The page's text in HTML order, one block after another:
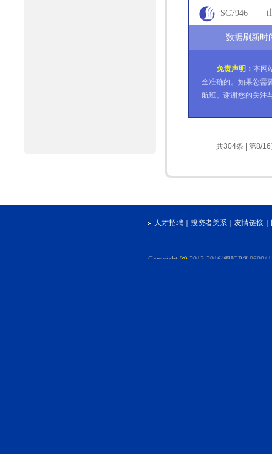
67 SC7946
数据刷新时
免责声明： 本网
全准确的。如果您需
航班。谢谢您的关注
共304条 | 第8/
人才招聘 投资者关系 友情链接
Copyright (c) 2013-2016(闽ICP备